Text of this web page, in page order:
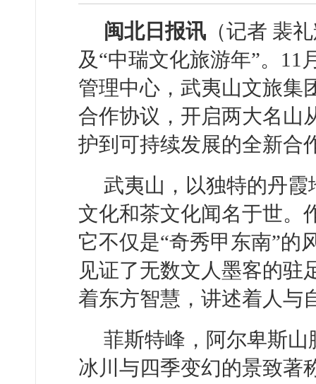
闽北日报讯 （记者 裴
及“中瑞文化旅游年”。11
管理中心，武夷山文旅集
合作协议，开启两大名山
护到可持续发展的全新合
武夷山，以独特的丹
文化和茶文化闻名于世。
它不仅是“奇秀甲东南”的
见证了无数文人墨客的驻
着东方智慧，讲述着人与
菲斯特峰，阿尔卑斯
冰川与四季变幻的景致著